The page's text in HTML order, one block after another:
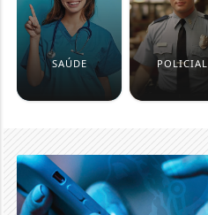
SAÚDE POLICIAL